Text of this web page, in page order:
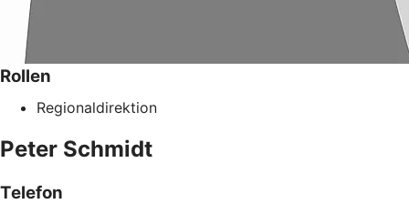
Rollen
Regionaldirektion
Peter Schmidt
Telefon